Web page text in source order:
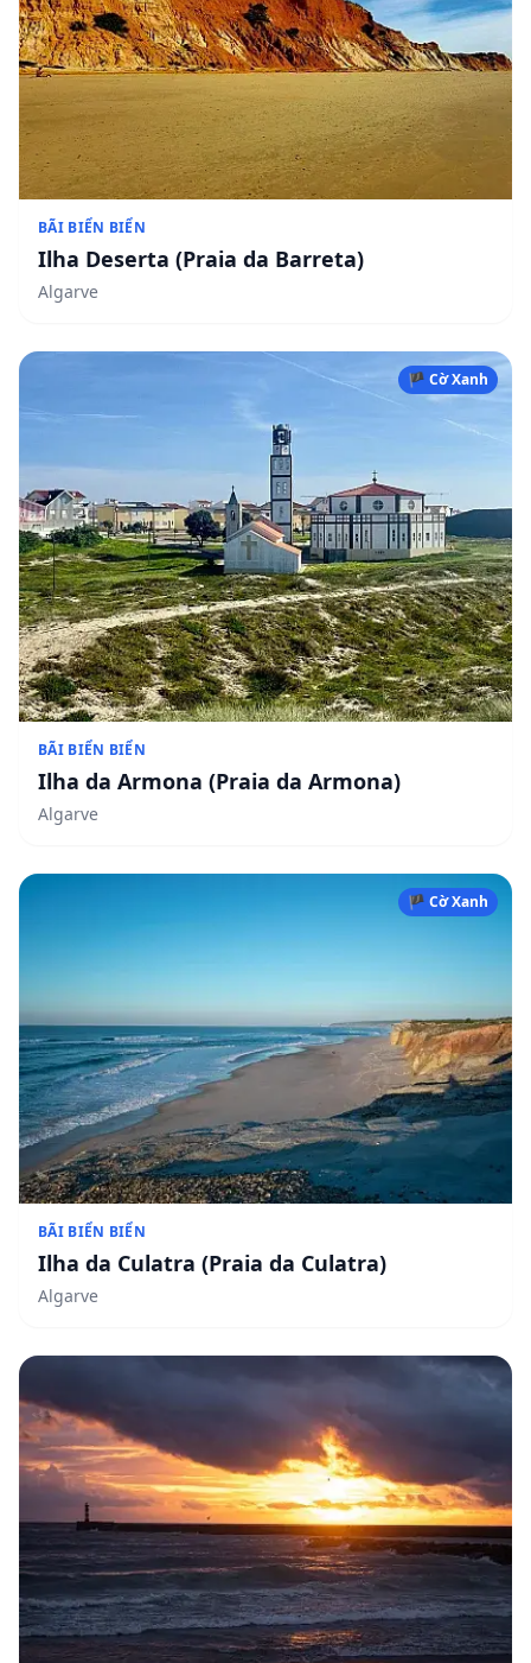
BÃI BIỂN BIỂN
Ilha Deserta (Praia da Barreta)
Algarve
🏴 Cờ Xanh
BÃI BIỂN BIỂN
Ilha da Armona (Praia da Armona)
Algarve
🏴 Cờ Xanh
BÃI BIỂN BIỂN
Ilha da Culatra (Praia da Culatra)
Algarve